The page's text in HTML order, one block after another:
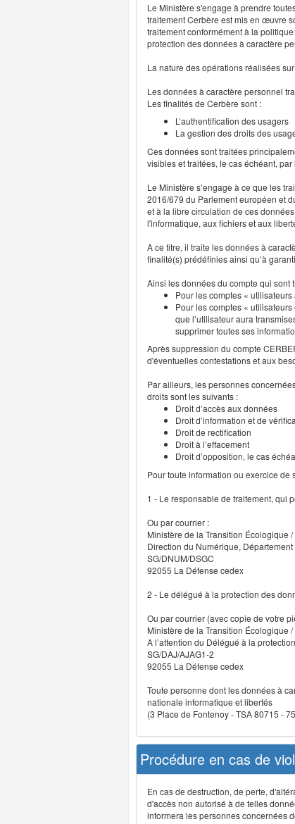
Le Ministère s'engage à prendre
traitement Cerbère est mis en œuvre
traitement conformément à la
protection des données à caractère
La nature des opérations réalisées
Les données à caractère personnel
Les finalités de Cerbère sont :
L’authentification des usagers
La gestion des droits des
Ces données sont traitées
visibles et traitées, le cas échéant,
Le Ministère s’engage à ce que les
2016/679 du Parlement européen et
et à la libre circulation de ces
l'informatique, aux fichiers et aux
A ce titre, il traite les données à
finalité(s) prédéfinies ainsi qu’à
Ainsi les données du compte qui sont
Pour les comptes «
Pour les comptes «
que l’utilisateur aura
supprimer toutes ses
Après suppression du compte
d'éventuelles contestations et aux
Par ailleurs, les personnes
droits sont les suivants :
Droit d’accès aux données
Droit d’information et de
Droit de rectification
Droit à l’effacement
Droit d’opposition, le cas
Pour toute information ou exercice de
1 - Le responsable de traitement, qui
Ou par courrier :
Ministère de la Transition Écologique
Direction du Numérique,
SG/DNUM/DSGC
92055 La Défense cedex
2 - Le délégué à la protection des
Ou par courrier (avec copie de votre
Ministère de la Transition Écologique
A l’attention du Délégué à la
SG/DAJ/AJAG1-2
92055 La Défense cedex
Toute personne dont les données à
nationale informatique et libertés
(3 Place de Fontenoy - TSA 80715 -
Procédure en cas de
En cas de destruction, de perte,
d'accès non autorisé à de telles
informera les personnes concernées